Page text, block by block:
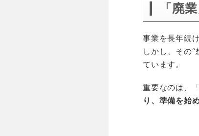
「廃
事業を長年続
しかし、その
ています。
重要なのは、
り、準備を始